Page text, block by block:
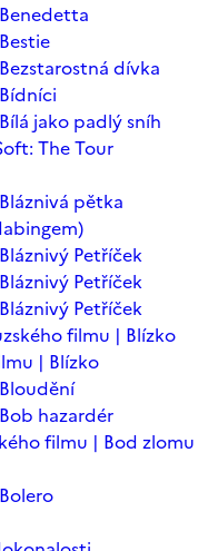
dívka
jako padlý sníh
The Tour
pětka
Petříček
Petříček
Petříček
filmu | Blízko
| Blízko
hazardér
filmu | Bod zlomu